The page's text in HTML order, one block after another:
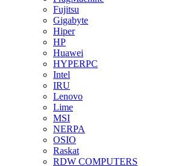
Fujitsu
Gigabyte
Hiper
HP
Huawei
HYPERPC
Intel
IRU
Lenovo
Lime
MSI
NERPA
OSIO
Raskat
RDW COMPUTERS